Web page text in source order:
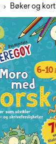
Bøker og kort